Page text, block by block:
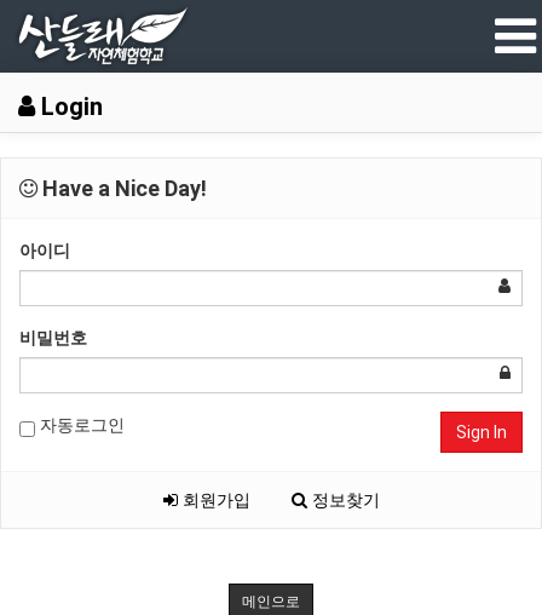
Login
Have a Nice Day!
아이디
비밀번호
자동로그인 Sign In
회원가입 정보찾기
메인으로